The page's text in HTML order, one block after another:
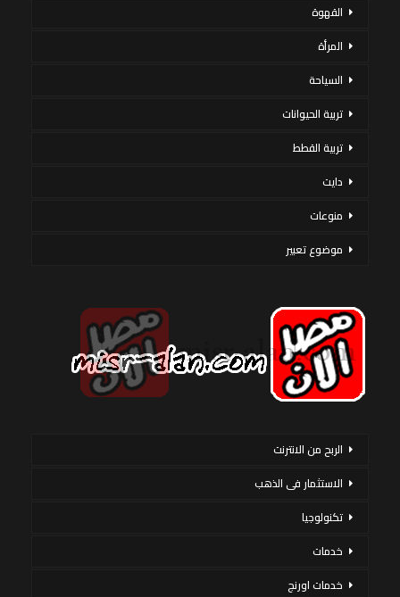
القهوة
المرأة
السياحة
تربية الحيوانات
تربية القطط
دايت
منوعات
موضوع تعبير
الربح من الانترنت
الاستثمار فى الذهب
تكنولوجيا
خدمات
خدمات اورنج